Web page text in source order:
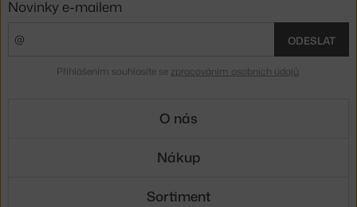
Novinky e-mailem
ODESLAT
Přihlášením souhlasíte se zpracováním osobních údajů
O nás
Nákup
Sortiment